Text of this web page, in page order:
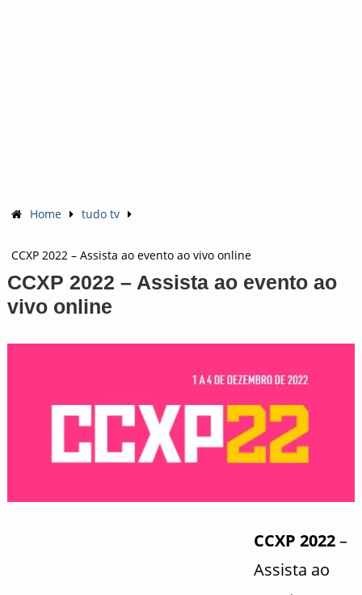
Home tudo tv
CCXP 2022 – Assista ao evento ao vivo online
CCXP 2022 – Assista ao evento ao
vivo online
CCXP 2022–
Assista ao